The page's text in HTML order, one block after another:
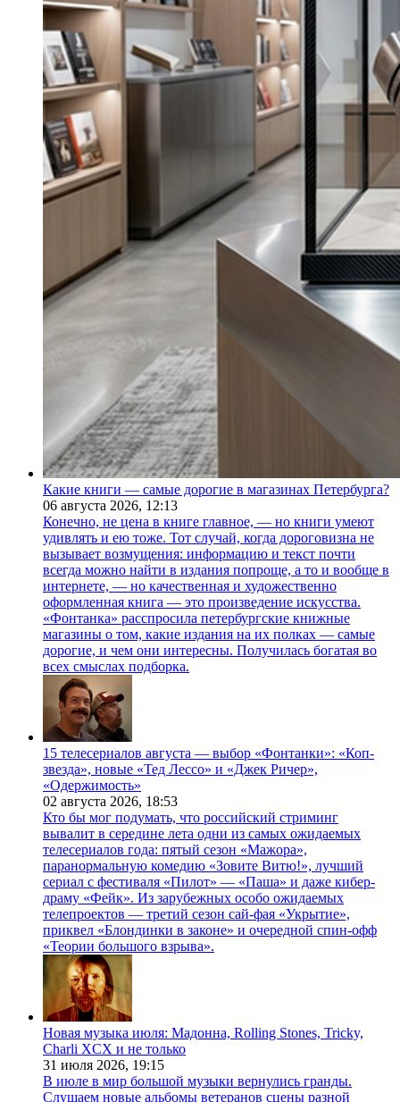
Какие книги — самые дорогие в магазинах Петербурга?
06 августа 2026, 12:13
Конечно, не цена в книге главное, — но книги умеют
удивлять и ею тоже. Тот случай, когда дороговизна не
вызывает возмущения: информацию и текст почти
всегда можно найти в издания попроще, а то и вообще в
интернете, — но качественная и художественно
оформленная книга — это произведение искусства.
«Фонтанка» расспросила петербургские книжные
магазины о том, какие издания на их полках — самые
дорогие, и чем они интересны. Получилась богатая во
всех смыслах подборка.
15 телесериалов августа — выбор «Фонтанки»: «Коп-
звезда», новые «Тед Лессо» и «Джек Ричер»,
«Одержимость»
02 августа 2026, 18:53
Кто бы мог подумать, что российский стриминг
вывалит в середине лета одни из самых ожидаемых
телесериалов года: пятый сезон «Мажора»,
паранормальную комедию «Зовите Витю!», лучший
сериал с фестиваля «Пилот» — «Паша» и даже кибер-
драму «Фейк». Из зарубежных особо ожидаемых
телепроектов — третий сезон сай-фая «Укрытие»,
приквел «Блондинки в законе» и очередной спин-офф
«Теории большого взрыва».
Новая музыка июля: Мадонна, Rolling Stones, Tricky,
Charli XCX и не только
31 июля 2026, 19:15
В июле в мир большой музыки вернулись гранды.
Слушаем новые альбомы ветеранов сцены разной